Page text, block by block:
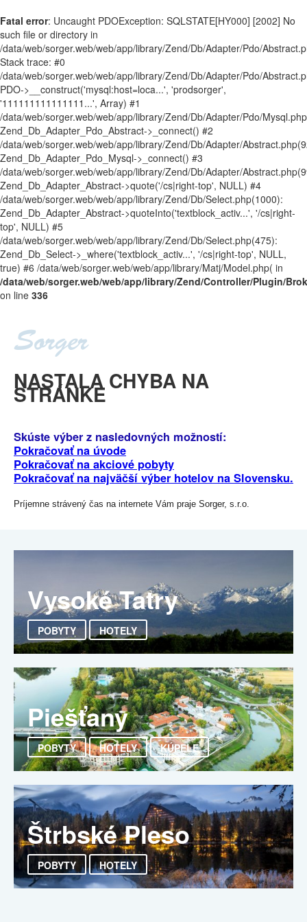
Fatal error: Uncaught PDOException: SQLSTATE[HY000] [2002] No
such file or directory in
/data/web/sorger.web/web/app/library/Zend/Db/Adapter/Pdo/
Stack trace: #0
/data/web/sorger.web/web/app/library/Zend/Db/Adapter/Pdo/
PDO->__construct('mysql:host=loca...', 'prodsorger',
'111111111111111...', Array) #1
/data/web/sorger.web/web/app/library/Zend/Db/Adapter/Pdo/
Zend_Db_Adapter_Pdo_Abstract->_connect() #2
/data/web/sorger.web/web/app/library/Zend/Db/Adapter/
Zend_Db_Adapter_Pdo_Mysql->_connect() #3
/data/web/sorger.web/web/app/library/Zend/Db/Adapter/
Zend_Db_Adapter_Abstract->quote('/cs|right-top', NULL) #4
/data/web/sorger.web/web/app/library/Zend/Db/Select.php(1000):
Zend_Db_Adapter_Abstract->quoteInto('textblock_activ...', '/cs|right-
top', NULL) #5
/data/web/sorger.web/web/app/library/Zend/Db/Select.php(475):
Zend_Db_Select->_where('textblock_activ...', '/cs|right-top', NULL,
true) #6 /data/web/sorger.web/web/app/library/Matj/Model.php( in
/data/web/sorger.web/web/app/library/Zend/Controller/Plugin/
on line 336
NASTALA CHYBA NA
STRÁNKE
Skúste výber z nasledovných možností:
Pokračovať na úvode
Pokračovať na akciové pobyty
Pokračovať na najväčší výber hotelov na Slovensku.
Príjemne strávený čas na internete Vám praje Sorger, s.r.o.
Vysoké Tatry
POBYTY HOTELY
Piešťany
POBYTY HOTELY KÚPELE
Štrbské Pleso
POBYTY HOTELY